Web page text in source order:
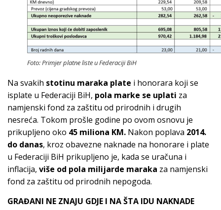
Foto: Primjer platne liste u Federaciji BiH
Na svakih stotinu maraka plate i honorara koji se
isplate u Federaciji BiH, pola marke se uplati za
namjenski fond za zaštitu od prirodnih i drugih
nesreća. Tokom prošle godine po ovom osnovu je
prikupljeno oko 45 miliona KM. Nakon poplava 2014.
do danas, kroz obavezne naknade na honorare i plate
u Federaciji BiH prikupljeno je, kada se uračuna i
inflacija, više od pola milijarde maraka za namjenski
fond za zaštitu od prirodnih nepogoda.
GRAĐANI NE ZNAJU GDJE I NA ŠTA IDU NAKNADE